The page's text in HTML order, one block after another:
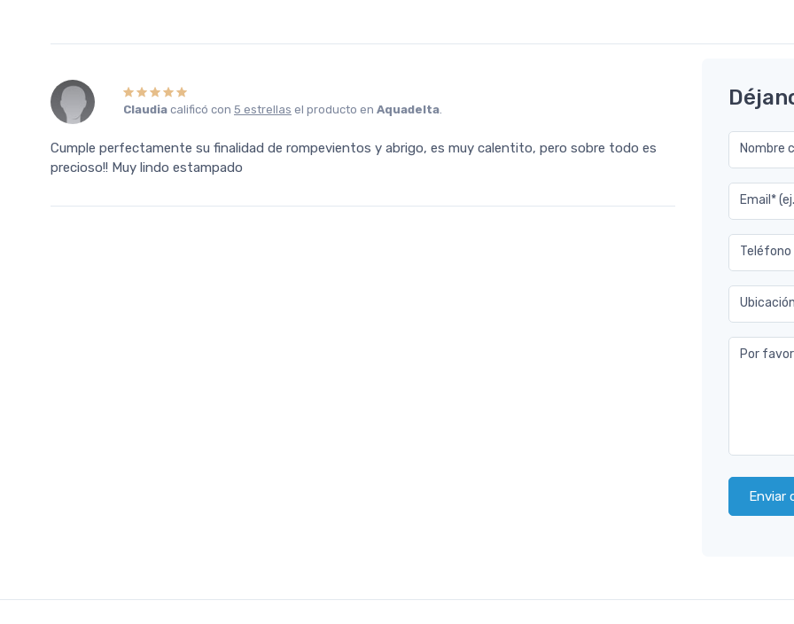
Claudia calificó con 5 estrellas el producto en Aquadelta.
Cumple perfectamente su finalidad de rompevientos y abrigo, es muy calentito, pero sobre todo es
precioso!! Muy lindo estampado
Nombre
Email*
Teléfono
Ubicación
Por
Enviar